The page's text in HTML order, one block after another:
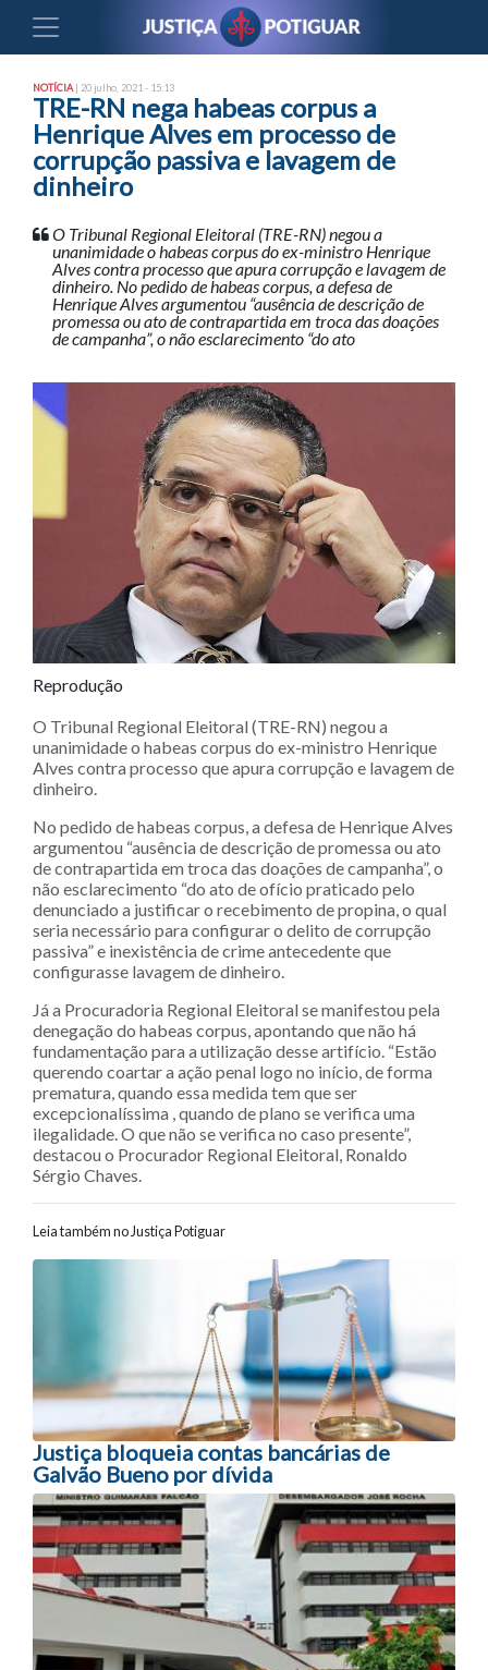
NOTÍCIA | 20 julho, 2021 - 15:13
TRE-RN nega habeas corpus a
Henrique Alves em processo de
corrupção passiva e lavagem de
dinheiro
O Tribunal Regional Eleitoral (TRE-RN) negou a
unanimidade o habeas corpus do ex-ministro Henrique
Alves contra processo que apura corrupção e lavagem de
dinheiro. No pedido de habeas corpus, a defesa de
Henrique Alves argumentou “ausência de descrição de
promessa ou ato de contrapartida em troca das doações
de campanha”, o não esclarecimento “do ato
Reprodução
O Tribunal Regional Eleitoral (TRE-RN) negou a
unanimidade o habeas corpus do ex-ministro Henrique
Alves contra processo que apura corrupção e lavagem de
dinheiro.
No pedido de habeas corpus, a defesa de Henrique Alves
argumentou “ausência de descrição de promessa ou ato
de contrapartida em troca das doações de campanha”, o
não esclarecimento “do ato de ofício praticado pelo
denunciado a justificar o recebimento de propina, o qual
seria necessário para configurar o delito de corrupção
passiva” e inexistência de crime antecedente que
configurasse lavagem de dinheiro.
Já a Procuradoria Regional Eleitoral se manifestou pela
denegação do habeas corpus, apontando que não há
fundamentação para a utilização desse artifício. “Estão
querendo coartar a ação penal logo no início, de forma
prematura, quando essa medida tem que ser
excepcionalíssima , quando de plano se verifica uma
ilegalidade. O que não se verifica no caso presente”,
destacou o Procurador Regional Eleitoral, Ronaldo
Sérgio Chaves.
Leia também no Justiça Potiguar
Navegação entre posts
Justiça bloqueia contas bancárias de
Galvão Bueno por dívida